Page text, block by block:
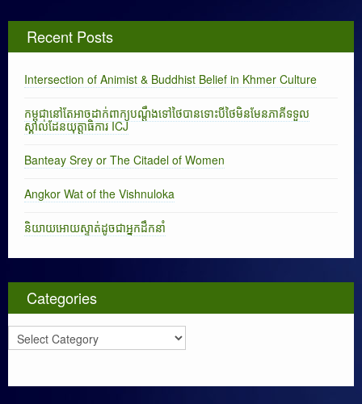
Recent Posts
Intersection of Animist & Buddhist Belief in Khmer Culture
កម្ពុជានៅតែអាចដាក់ពាក្យបណ្តឹងទៅថៃបានទោះបីថៃមិនមែនភាគីទទួល
ស្គាល់ដែនយុត្តាធិការ ICJ
Banteay Srey or The Citadel of Women
Angkor Wat of the Vishnuloka
និយាយអោយស្ទាត់ដូចជាអ្នកដឹកនាំ
Categories
a